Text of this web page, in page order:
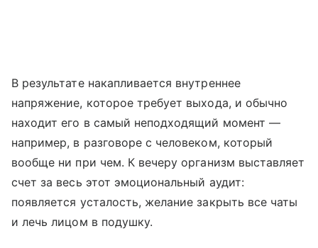
В результате накапливается внутреннее
напряжение, которое требует выхода, и обычно
находит его в самый неподходящий момент —
например, в разговоре с человеком, который
вообще ни при чем. К вечеру организм выставляет
счет за весь этот эмоциональный аудит:
появляется усталость, желание закрыть все чаты
и лечь лицом в подушку.